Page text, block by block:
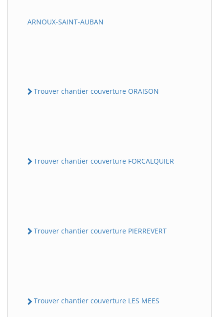
ARNOUX-SAINT-AUBAN
Trouver chantier couverture ORAISON
Trouver chantier couverture FORCALQUIER
Trouver chantier couverture PIERREVERT
Trouver chantier couverture LES MEES